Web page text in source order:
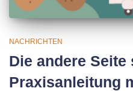
NACHRICHTEN
Die andere Seite
Praxisanleitung